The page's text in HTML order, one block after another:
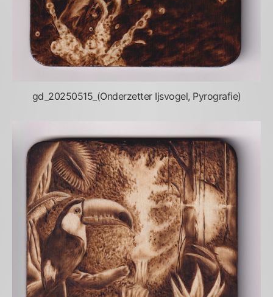
gd_20250515_(Onderzetter Ijsvogel, Pyrografie)